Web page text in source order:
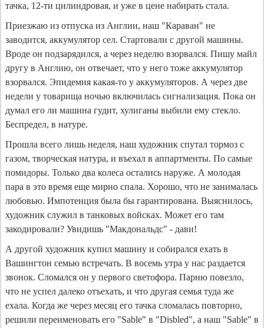
тачка, 12-ти цилиндровая, и уже в цене набирать стала.
Приезжаю из отпуска из Англии, наш "Караван" не
заводится, аккумулятор сел. Стартовали с другой машины.
Вроде он подзарядился, а через неделю взорвался. Пишу майл
другу в Англию, он отвечает, что у него тоже аккумулятор
взорвался. Эпидемия какая-то у аккумуляторов. А через две
недели у товарища ночью включилась сигнализация. Пока он
думал его ли машина гудит, хулиганы выбили ему стекло.
Беспредел, в натуре.
Прошла всего лишь неделя, наш художник спутал тормоз с
газом, творческая натура, и въехал в аппартменты. По самые
помидоры. Только два колеса остались наруже. А молодая
пара в это время еще мирно спала. Хорошо, что не занималась
любовью. Импотенция была бы гарантирована. Выяснилось,
художник служил в танковых войсках. Может его там
закодировали? Увидишь "Макдональдс" - дави!
А другой художник купил машину и собирался ехать в
Вашингтон семью встречать. В восемь утра у нас раздается
звонок. Сломался он у первого светофора. Парню повезло,
что не успел далеко отъехать, и что другая семья туда же
ехала. Когда же через месяц его тачка сломалась повторно,
решили переименовать его "Sable" в "Disbled", а наш "Sable" в